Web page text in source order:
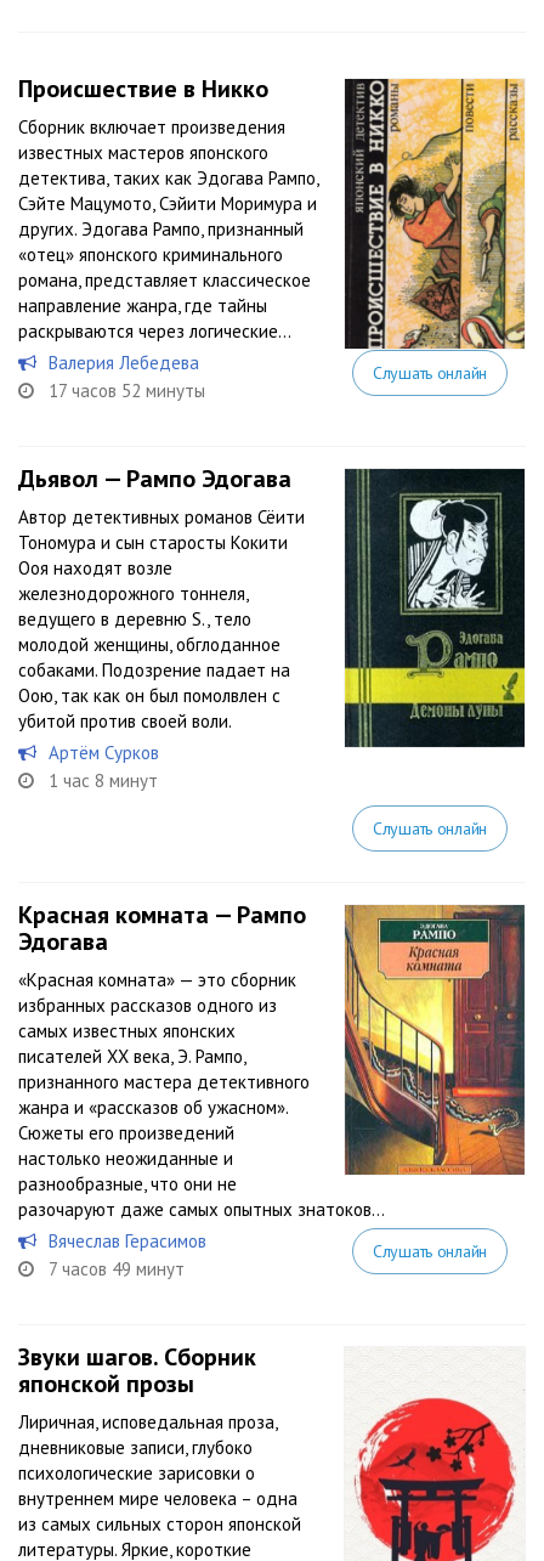
Происшествие в Никко
Сборник включает произведения
известных мастеров японского
детектива, таких как Эдогава Рампо,
Сэйте Мацумото, Сэйити Моримура и
других. Эдогава Рампо, признанный
«отец» японского криминального
романа, представляет классическое
направление жанра, где тайны
раскрываются через логические...
Валерия Лебедева
17 часов 52 минуты
Слушать онлайн
Дьявол — Рампо Эдогава
Автор детективных романов Сёити
Тономура и сын старосты Кокити
Ооя находят возле
железнодорожного тоннеля,
ведущего в деревню S., тело
молодой женщины, обглоданное
собаками. Подозрение падает на
Оою, так как он был помолвлен с
убитой против своей воли.
Артём Сурков
1 час 8 минут
Слушать онлайн
Красная комната — Рампо
Эдогава
«Красная комната» — это сборник
избранных рассказов одного из
самых известных японских
писателей XX века, Э. Рампо,
признанного мастера детективного
жанра и «рассказов об ужасном».
Сюжеты его произведений
настолько неожиданные и
разнообразные, что они не
разочаруют даже самых опытных знатоков...
Вячеслав Герасимов
7 часов 49 минут
Слушать онлайн
Звуки шагов. Сборник
японской прозы
Лиричная, исповедальная проза,
дневниковые записи, глубоко
психологические зарисовки о
внутреннем мире человека – одна
из самых сильных сторон японской
литературы. Яркие, короткие